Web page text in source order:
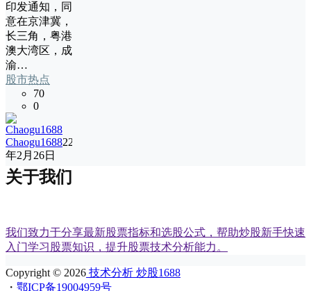
印发通知，同
意在京津冀，
长三角，粤港
澳大湾区，成
渝…
股市热点
70
0
Chaogu168822
年2月26日
关于我们
我们致力于分享最新股票指标和选股公式，帮助炒股新手快速
入门学习股票知识，提升股票技术分析能力。
Copyright © 2026 技术分析 炒股1688
・ 鄂ICP备19004959号